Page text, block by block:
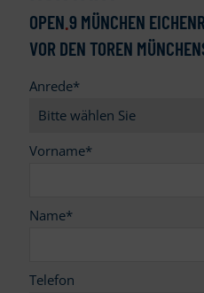
OPEN.9 MÜNCHEN
VOR DEN TOREN
Anrede*
Vorname*
Name*
Telefon